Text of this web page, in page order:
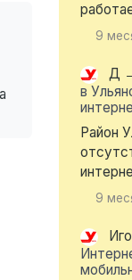
9
Д
в
Район
9